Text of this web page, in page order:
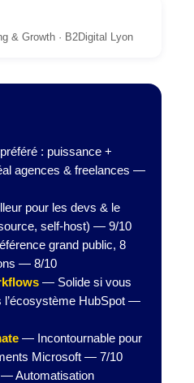
& Growth · B2Digital Lyon
: puissance +
agences & freelances —
pour les devs & le
self-host) — 9/10
grand public, 8
— 8/10
— Solide si vous
l’écosystème HubSpot —
— Incontournable pour
Microsoft — 7/10
— Automatisation